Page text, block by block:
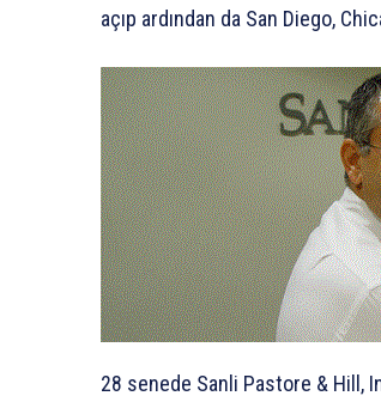
açıp ardından da San Diego,
28 senede Sanli Pastore & Hill,